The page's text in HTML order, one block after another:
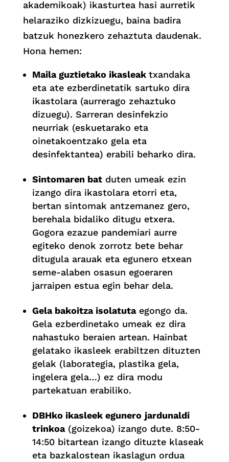
akademikoak) ikasturtea hasi aurretik
helaraziko dizkizuegu, baina badira
batzuk honezkero zehaztuta daudenak.
Hona hemen:
Maila guztietako ikasleak txandaka
eta ate ezberdinetatik sartuko dira
ikastolara (aurrerago zehaztuko
dizuegu). Sarreran desinfekzio
neurriak (eskuetarako eta
oinetakoentzako gela eta
desinfektantea) erabili beharko dira.
Sintomaren batduten umeak ezin
izango dira ikastolara etorri eta,
bertan sintomak antzemanez gero,
berehala bidaliko ditugu etxera.
Gogora ezazue pandemiari aurre
egiteko denok zorrotz bete behar
ditugula arauak eta egunero etxean
seme-alaben osasun egoeraren
jarraipen estua egin behar dela.
Gela bakoitza isolatutaegongo da.
Gela ezberdinetako umeak ez dira
nahastuko beraien artean. Hainbat
gelatako ikasleek erabiltzen dituzten
gelak (laborategia, plastika gela,
ingelera gela…) ez dira modu
partekatuan erabiliko.
DBHko ikasleek egunero jardunaldi
trinkoa(goizekoa) izango dute. 8:50-
14:50 bitartean izango dituzte klaseak
eta bazkalostean ikaslagun ordua